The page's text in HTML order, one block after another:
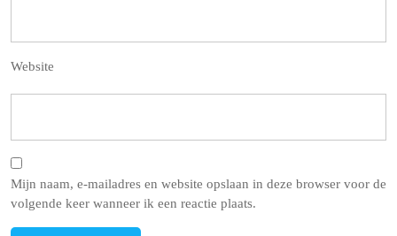
Website
Mijn naam, e-mailadres en website opslaan in deze browser voor de
volgende keer wanneer ik een reactie plaats.